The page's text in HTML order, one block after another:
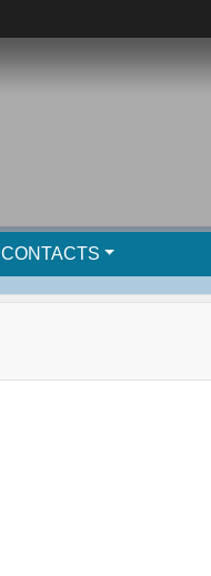
CONTACTS